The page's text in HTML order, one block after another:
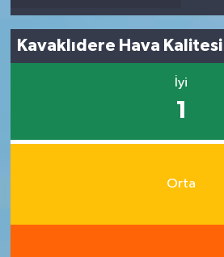
Kavaklıdere Hava Kalitesi
İyi
1
Orta